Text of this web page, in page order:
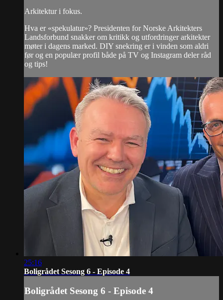
Arkitektur i fokus.
Hva er «spekulatur»? Presidenten for Norske Arkitekters
Landsforbund snakker om kritikk og utfordringer arkitekter
møter i dagens marked. DIY snekring er i vinden som aldri
før og en populær profil både på TV og Instagram deler råd
og tips!
25:16
Boligrådet Sesong 6 - Episode 4
Boligrådet Sesong 6 - Episode 4